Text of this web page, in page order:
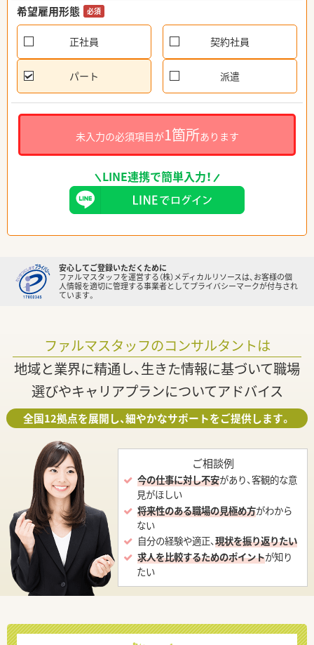
希望雇用形態 必須
正社員 契約社員
パート 派遣
未入力の必須項目が1箇所あります
LINE連携で簡単入力！
安心してご登録いただくために
ファルマスタッフを運営する（株）メディカルリソースは、お客様の個
人情報を適切に管理する事業者としてプライバシーマークが付与され
ています。
ファルマスタッフのコンサルタントは
地域と業界に精通し、生きた情報に基づいて職場
選びやキャリアプランについてアドバイス
全国12拠点を展開し、細やかなサポートをご提供します。
ご相談例
今の仕事に対し不安があり、客観的な意
見がほしい
将来性のある職場の見極め方がわから
ない
自分の経験や適正、現状を振り返りたい
求人を比較するためのポイントが知り
たい